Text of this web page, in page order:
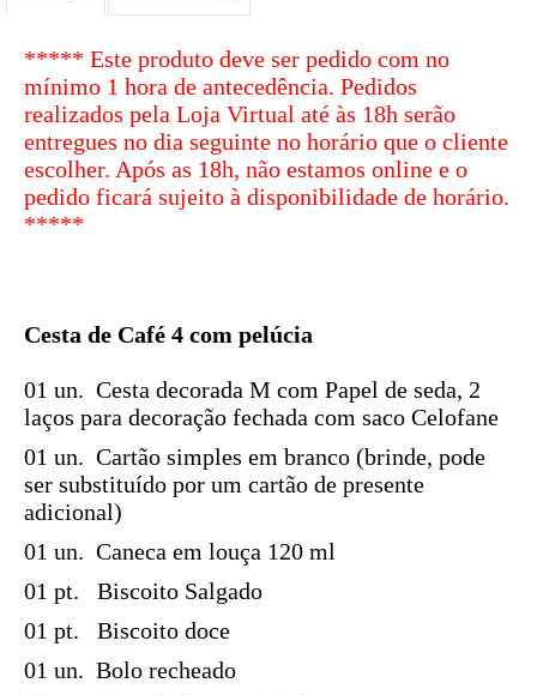
***** Este produto deve ser pedido com no
mínimo 1 hora de antecedência. Pedidos
realizados pela Loja Virtual até às 18h serão
entregues no dia seguinte no horário que o cliente
escolher. Após as 18h, não estamos online e o
pedido ficará sujeito à disponibilidade de horário.
*****
Cesta de Café 4 com pelúcia
01 un. Cesta decorada M com Papel de seda, 2
laços para decoração fechada com saco Celofane
01 un. Cartão simples em branco (brinde, pode
ser substituído por um cartão de presente
adicional)
01 un. Caneca em louça 120 ml
01 pt. Biscoito Salgado
01 pt. Biscoito doce
01 un. Bolo recheado